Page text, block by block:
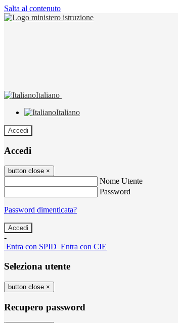
Salta al contenuto
Italiano
Italiano
Accedi
Accedi
button close ×
Nome Utente
Password
Password dimenticata?
-
Entra con SPID Entra con CIE
Seleziona utente
button close ×
Recupero password